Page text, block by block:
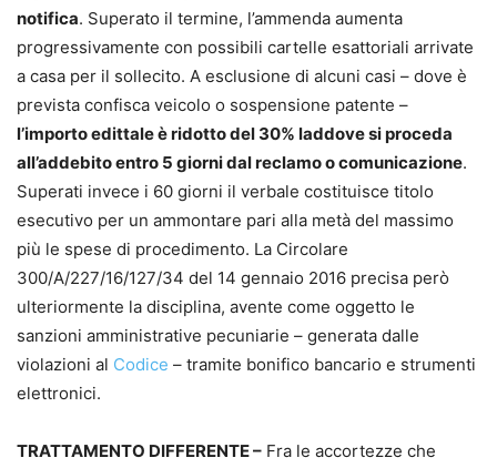
notifica. Superato il termine, l’ammenda aumenta
progressivamente con possibili cartelle esattoriali arrivate
a casa per il sollecito. A esclusione di alcuni casi – dove è
prevista confisca veicolo o sospensione patente –
l’importo edittale è ridotto del 30% laddove si proceda
all’addebito entro 5 giorni dal reclamo o comunicazione.
Superati invece i 60 giorni il verbale costituisce titolo
esecutivo per un ammontare pari alla metà del massimo
più le spese di procedimento. La Circolare
300/A/227/16/127/34 del 14 gennaio 2016 precisa però
ulteriormente la disciplina, avente come oggetto le
sanzioni amministrative pecuniarie – generata dalle
violazioni al Codice – tramite bonifico bancario e strumenti
elettronici.
TRATTAMENTO DIFFERENTE – Fra le accortezze che